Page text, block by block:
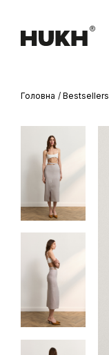
Головна Bestsellers